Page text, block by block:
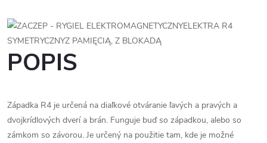
POPIS
Západka R4 je určená na diaľkové otváranie ľavých a pravých a
dvojkrídlových dverí a brán. Funguje buď so západkou, alebo so
zámkom so závorou. Je určený na použitie tam, kde je možné